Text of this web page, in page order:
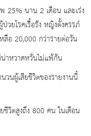
นาน 2 เดือน และเร่ง
วยโรคเรื้อรัง หญิงตั้งครรภ์
ลือ 20,000 กว่ารายต่อวัน
วาดหวั่นไม่แพ้กัน
เสียชีวิตของรายงานนี้
สูงถึง 800 คน ในเดือน